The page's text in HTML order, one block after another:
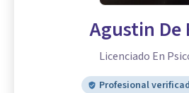
Agustin De
Licenciado En
Profesional